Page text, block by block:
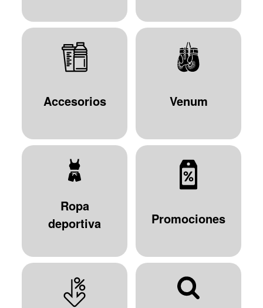
Accesorios Venum
Ropa
deportiva
Promociones